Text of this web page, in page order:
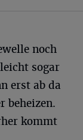
noch
sogar
erst ab da
beheizen.
kommt